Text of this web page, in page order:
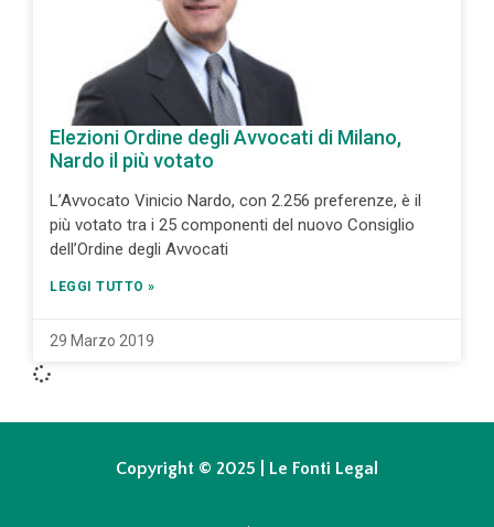
Elezioni Ordine degli Avvocati di Milano,
Nardo il più votato
L’Avvocato Vinicio Nardo, con 2.256 preferenze, è il
più votato tra i 25 componenti del nuovo Consiglio
dell’Ordine degli Avvocati
LEGGI TUTTO »
29 Marzo 2019
Copyright © 2025 | Le Fonti Legal